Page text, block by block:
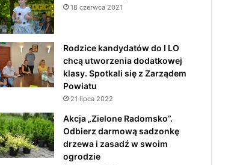
18 czerwca 2021
Rodzice kandydatów do I LO
chcą utworzenia dodatkowej
klasy. Spotkali się z Zarządem
Powiatu
21 lipca 2022
Akcja „Zielone Radomsko”.
Odbierz darmową sadzonkę
drzewa i zasadź w swoim
ogrodzie